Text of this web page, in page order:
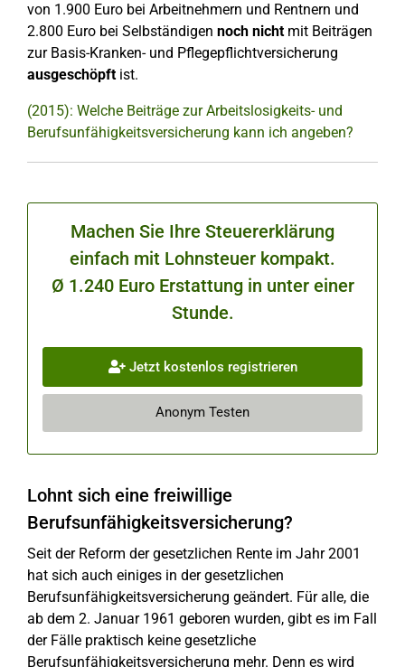
von 1.900 Euro bei Arbeitnehmern und Rentnern und
2.800 Euro bei Selbständigen noch nichtmit Beiträgen
zur Basis-Kranken- und Pflegepflichtversicherung
ausgeschöpftist.
(2015): Welche Beiträge zur Arbeitslosigkeits- und
Berufsunfähigkeitsversicherung kann ich angeben?
Machen Sie Ihre Steuererklärung
einfach mit Lohnsteuer kompakt.
Ø 1.240 Euro Erstattung in unter einer
Stunde.
Jetzt kostenlos registrieren
Anonym Testen
Lohnt sich eine freiwillige
Berufsunfähigkeitsversicherung?
Seit der Reform der gesetzlichen Rente im Jahr 2001
hat sich auch einiges in der gesetzlichen
Berufsunfähigkeitsversicherung geändert. Für alle, die
ab dem 2. Januar 1961 geboren wurden, gibt es im Fall
der Fälle praktisch keine gesetzliche
Berufsunfähigkeitsversicherung mehr. Denn es wird